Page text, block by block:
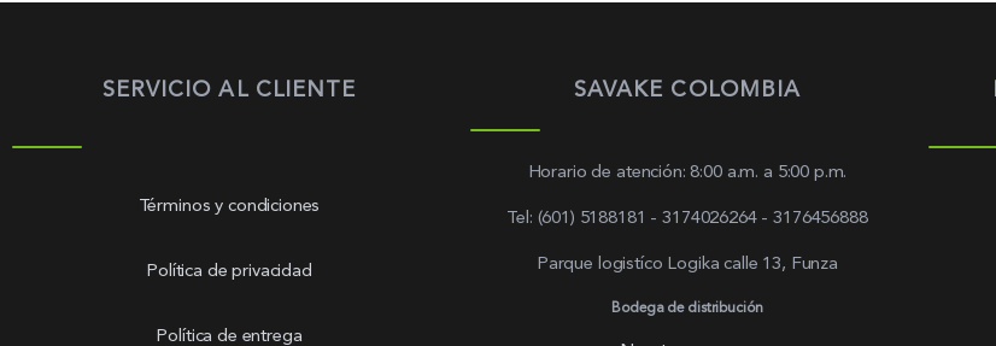
SERVICIO AL CLIENTE
Términos y condiciones
Política de privacidad
Política de entrega
SAVAKE COLOMBIA
Horario de atención: 8:00 a.m. a 5:00 p.m.
Tel: (601) 5188181 - 3174026264 - 3176456888
Parque logistíco Logika calle 13, Funza
Bodega de distribución